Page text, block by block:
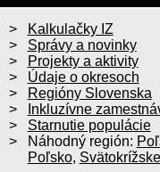
Kalkulačky IZ
Správy a novinky
Projekty a aktivity
Údaje o okresoch
Regióny Slovenska
Inkluzívne
Starnutie populácie
Náhodný región:
Poľsko,